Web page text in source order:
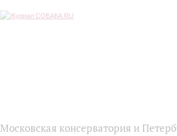
Московская консерватория и